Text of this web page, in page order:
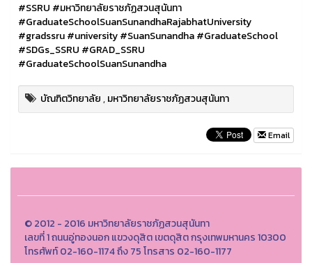
#SSRU #มหาวิทยาลัยราชภัฏสวนสุนันทา
#GraduateSchoolSuanSunandhaRajabhatUniversity
#gradssru#university#SuanSunandha#GraduateSchool
#SDGs_SSRU #GRAD_SSRU
#GraduateSchoolSuanSunandha
บัณฑิตวิทยาลัย,มหาวิทยาลัยราชภัฏสวนสุนันทา
Email
© 2012 - 2016 มหาวิทยาลัยราชภัฏสวนสุนันทา
เลขที่ 1 ถนนอู่ทองนอก แขวงดุสิต เขตดุสิต กรุงเทพมหานคร 10300
โทรศัพท์ 02-160-1174 ถึง 75 โทรสาร 02-160-1177